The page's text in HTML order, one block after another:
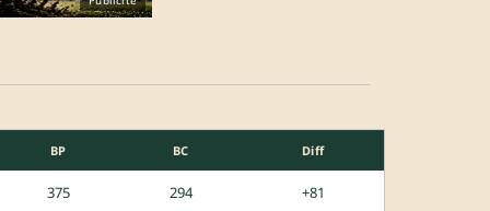
BP BC Diff
375 294 +81